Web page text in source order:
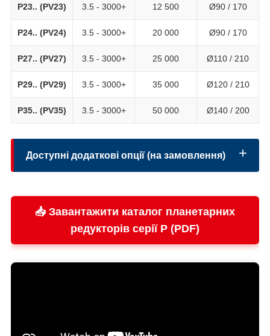
P23.. (PV23) 3.5 - 3000+ 12 500 Ø90 / 170
P24.. (PV24) 3.5 - 3000+ 20 000 Ø90 / 170
P27.. (PV27) 3.5 - 3000+ 25 000 Ø110 / 210
P29.. (PV29) 3.5 - 3000+ 35 000 Ø120 / 210
P35.. (PV35) 3.5 - 3000+ 50 000 Ø140 / 200
Доступні додаткові опції (на замовлення)
Виконання вихідного вала:
Охолодження:
📥 Завантажити каталог планетарних
редукторів серії P (PDF)